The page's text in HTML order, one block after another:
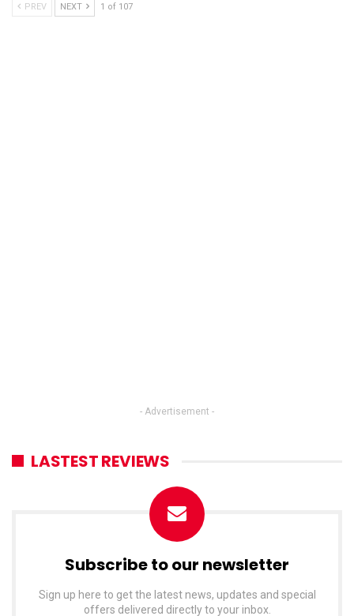
PREV NEXT 1 of 107
- Advertisement -
LASTEST REVIEWS
Subscribe to our newsletter
Sign up here to get the latest news, updates and special
offers delivered directly to your inbox.